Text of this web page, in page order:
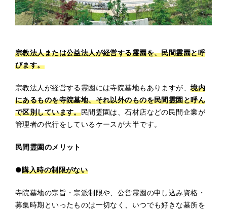
宗教法人または公益法人が経営する霊園を、民間霊園と呼
びます。
宗教法人が経営する霊園には寺院墓地もありますが、境内
にあるものを寺院墓地、それ以外のものを民間霊園と呼ん
で区別しています。民間霊園は、石材店などの民間企業が
管理者の代行をしているケースが大半です。
民間霊園のメリット
●購入時の制限がない
寺院墓地の宗旨・宗派制限や、公営霊園の申し込み資格・
募集時期といったものは一切なく、いつでも好きな墓所を